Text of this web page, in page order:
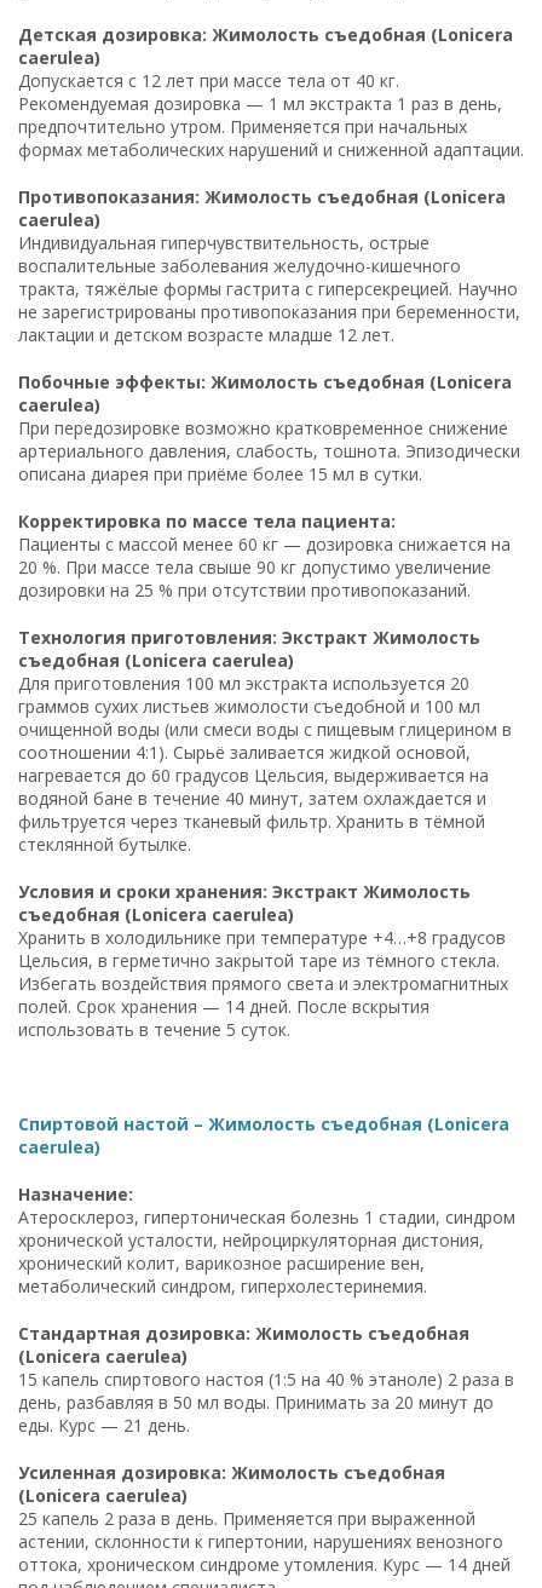
Детская дозировка: Жимолость съедобная (Lonicera
caerulea)
Допускается с 12 лет при массе тела от 40 кг.
Рекомендуемая дозировка — 1 мл экстракта 1 раз в день,
предпочтительно утром. Применяется при начальных
формах метаболических нарушений и сниженной адаптации.
Противопоказания: Жимолость съедобная (Lonicera
caerulea)
Индивидуальная гиперчувствительность, острые
воспалительные заболевания желудочно-кишечного
тракта, тяжёлые формы гастрита с гиперсекрецией. Научно
не зарегистрированы противопоказания при беременности,
лактации и детском возрасте младше 12 лет.
Побочные эффекты: Жимолость съедобная (Lonicera
caerulea)
При передозировке возможно кратковременное снижение
артериального давления, слабость, тошнота. Эпизодически
описана диарея при приёме более 15 мл в сутки.
Корректировка по массе тела пациента:
Пациенты с массой менее 60 кг — дозировка снижается на
20 %. При массе тела свыше 90 кг допустимо увеличение
дозировки на 25 % при отсутствии противопоказаний.
Технология приготовления: Экстракт Жимолость
съедобная (Lonicera caerulea)
Для приготовления 100 мл экстракта используется 20
граммов сухих листьев жимолости съедобной и 100 мл
очищенной воды (или смеси воды с пищевым глицерином в
соотношении 4:1). Сырьё заливается жидкой основой,
нагревается до 60 градусов Цельсия, выдерживается на
водяной бане в течение 40 минут, затем охлаждается и
фильтруется через тканевый фильтр. Хранить в тёмной
стеклянной бутылке.
Условия и сроки хранения: Экстракт Жимолость
съедобная (Lonicera caerulea)
Хранить в холодильнике при температуре +4…+8 градусов
Цельсия, в герметично закрытой таре из тёмного стекла.
Избегать воздействия прямого света и электромагнитных
полей. Срок хранения — 14 дней. После вскрытия
использовать в течение 5 суток.
Спиртовой настой – Жимолость съедобная (Lonicera
caerulea)
Назначение:
Атеросклероз, гипертоническая болезнь 1 стадии, синдром
хронической усталости, нейроциркуляторная дистония,
хронический колит, варикозное расширение вен,
метаболический синдром, гиперхолестеринемия.
Стандартная дозировка: Жимолость съедобная
(Lonicera caerulea)
15 капель спиртового настоя (1:5 на 40 % этаноле) 2 раза в
день, разбавляя в 50 мл воды. Принимать за 20 минут до
еды. Курс — 21 день.
Усиленная дозировка: Жимолость съедобная
(Lonicera caerulea)
25 капель 2 раза в день. Применяется при выраженной
астении, склонности к гипертонии, нарушениях венозного
оттока, хроническом синдроме утомления. Курс — 14 дней